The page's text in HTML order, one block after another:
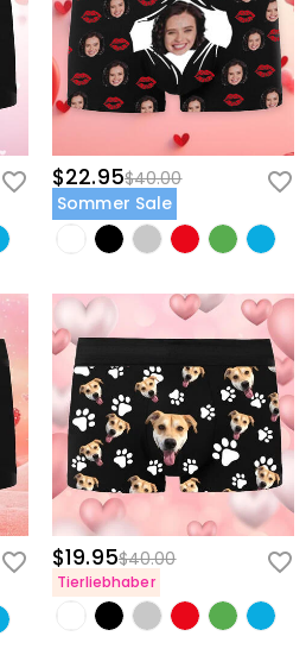
$22.95$40.00
Sommer Sale
$19.95$40.00
Tierliebhaber